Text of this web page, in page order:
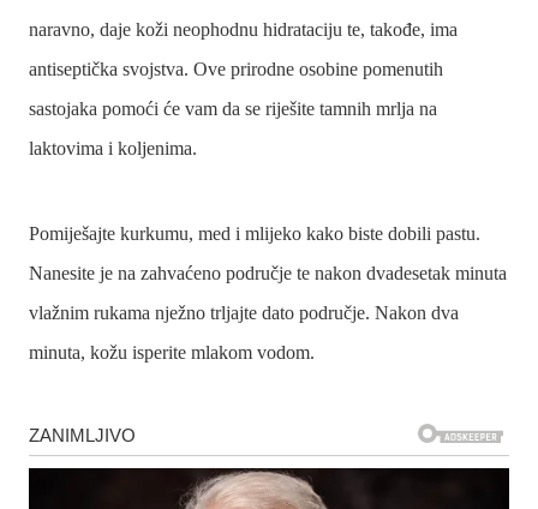
naravno, daje koži neophodnu hidrataciju te, takođe, ima
antiseptička svojstva. Ove prirodne osobine pomenutih
sastojaka pomoći će vam da se riješite tamnih mrlja na
laktovima i koljenima.
Pomiješajte kurkumu, med i mlijeko kako biste dobili pastu.
Nanesite je na zahvaćeno područje te nakon dvadesetak minuta
vlažnim rukama nježno trljajte dato područje. Nakon dva
minuta, kožu isperite mlakom vodom.